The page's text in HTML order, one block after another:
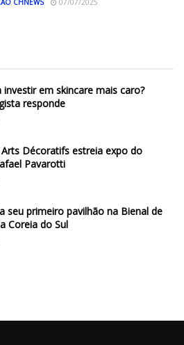
investir em skincare mais caro?
responde
Décoratifs estreia expo do
Pavarotti
seu primeiro pavilhão na Bienal de
Coreia do Sul